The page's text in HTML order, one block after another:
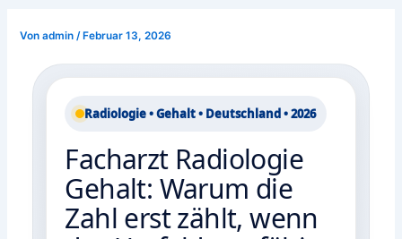
Vonadmin /Februar 13, 2026
Radiologie • Gehalt • Deutschland • 2026
Facharzt Radiologie
Gehalt: Warum die
Zahl erst zählt, wenn